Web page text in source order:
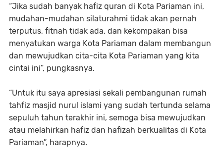
“Jika sudah banyak hafiz quran di Kota Pariaman ini,
mudahan-mudahan silaturahmi tidak akan pernah
terputus, fitnah tidak ada, dan kekompakan bisa
menyatukan warga Kota Pariaman dalam membangun
dan mewujudkan cita-cita Kota Pariaman yang kita
cintai ini”, pungkasnya.
“Untuk itu saya apresiasi sekali pembangunan rumah
tahfiz masjid nurul islami yang sudah tertunda selama
sepuluh tahun terakhir ini, semoga bisa mewujudkan
atau melahirkan hafiz dan hafizah berkualitas di Kota
Pariaman”, harapnya.